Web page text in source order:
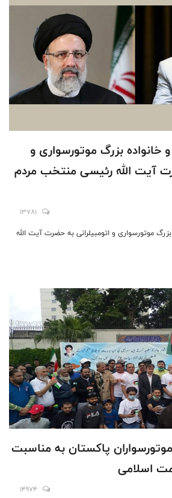
بزرگ موتورسواری و
آیت الله رئیسی منتخب مردم
13781
موتورسواری و اتومبیلرانی به حضرت آیت الله
پاکستان به مناسبت
اسلامی
14974